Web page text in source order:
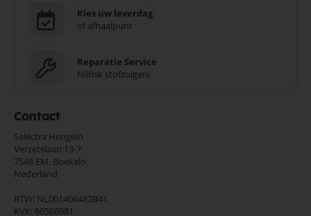
Kies uw leverdag
of afhaalpunt
Reparatie Service
Nilfisk stofzuigers
Contact
Selectra Hengelo
Verzetslaan 13-7
7548 EM, Boekelo
Nederland
BTW: NL001406482B41
KVK: 60566981